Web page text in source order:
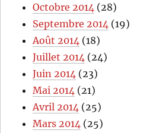
Octobre 2014 (28)
Septembre 2014 (19)
Août 2014 (18)
Juillet 2014 (24)
Juin 2014 (23)
Mai 2014 (21)
Avril 2014 (25)
Mars 2014 (25)